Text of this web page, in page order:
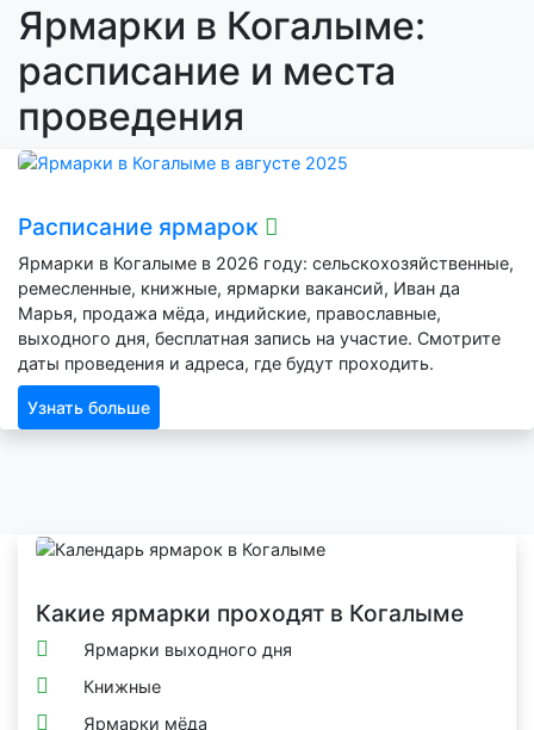
Ярмарки в Когалыме:
расписание и места
проведения
Расписание ярмарок
Ярмарки в Когалыме в 2026 году: сельскохозяйственные,
ремесленные, книжные, ярмарки вакансий, Иван да
Марья, продажа мёда, индийские, православные,
выходного дня, бесплатная запись на участие. Смотрите
даты проведения и адреса, где будут проходить.
Узнать больше
Какие ярмарки проходят в Когалыме
Ярмарки выходного дня
Книжные
Ярмарки мёда